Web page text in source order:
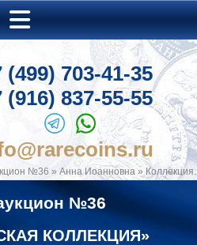
(499) 703-41-35
(916) 837-55-55
№36 »Анна Иоанновна »
№36
КОЛЛЕКЦИЯ»